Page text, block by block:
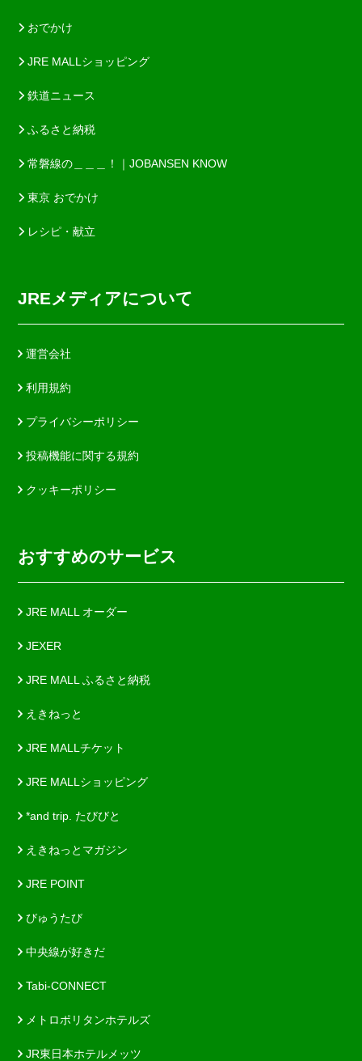
おでかけ
JRE MALLショッピング
鉄道ニュース
ふるさと納税
常磐線の＿＿＿！｜JOBANSEN KNOW
東京 おでかけ
レシピ・献立
JREメディアについて
運営会社
利用規約
プライバシーポリシー
投稿機能に関する規約
クッキーポリシー
おすすめのサービス
JRE MALL オーダー
JEXER
JRE MALL ふるさと納税
えきねっと
JRE MALLチケット
JRE MALLショッピング
*and trip. たびびと
えきねっとマガジン
JRE POINT
びゅうたび
中央線が好きだ
Tabi-CONNECT
メトロポリタンホテルズ
JR東日本ホテルメッツ